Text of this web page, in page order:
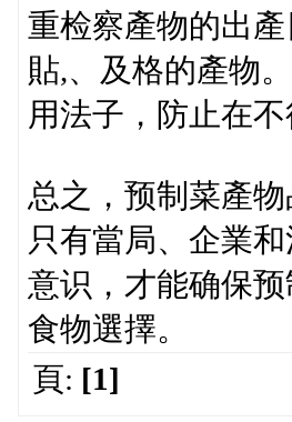
重检察產物的出
貼,、及格的產物
用法子，防止在
总之，预制菜產
只有當局、企業
意识，才能确保
食物選擇。
頁: [1]